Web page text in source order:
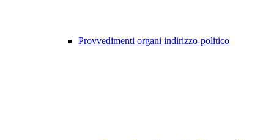
Provvedimenti organi indirizzo-politico